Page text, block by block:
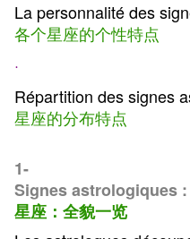
La personnalité des
各个星座的个性特点
·
Répartition des signes
星座的分布特点
1-
Signes astrologiques
星座：全貌一览